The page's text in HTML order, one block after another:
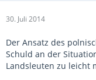
30. Juli 2014
Der Ansatz des
Schuld an der
Landsleuten zu leicht